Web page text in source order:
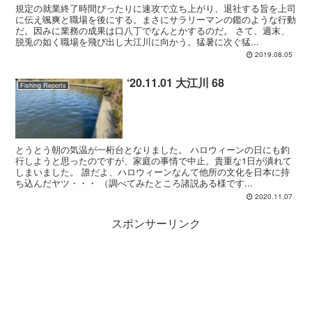
規定の就業終了時間ぴったりに速攻で立ち上がり、退社する旨を上司
に伝え颯爽と職場を後にする。まさにサラリーマンの鑑のような行動
だ。因みに業務の成果は口八丁でなんとかするのだ。 さて、週末、
脱兎の如く職場を飛び出し大江川に向かう。猛暑に次ぐ猛...
2019.08.05
Fishing Reports ‘20.11.01 大江川 68
とうとう朝の気温が一桁台となりました。 ハロウィーンの日にも釣
行しようと思ったのですが、家庭の事情で中止。貴重な1日が潰れて
しまいました。 誰だよ、ハロウィーンなんて他所の文化を日本に持
ち込んだヤツ・・・ （調べてみたところ諸説ある様です...
2020.11.07
スポンサーリンク